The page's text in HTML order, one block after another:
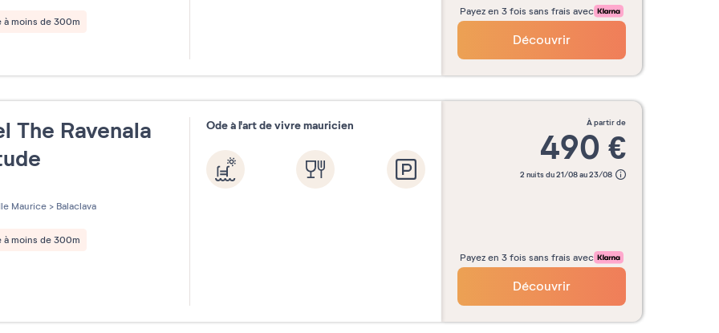
à moins de 300m
Payez en 3 fois sans frais avec
Découvrir
The Ravenala
sur 5
Ile Maurice > Balaclava
à moins de 300m
Ode à l'art de vivre mauricien à partir de
490 €
2 nuits du 21/08 au 23/08
Payez en 3 fois sans frais avec
Découvrir